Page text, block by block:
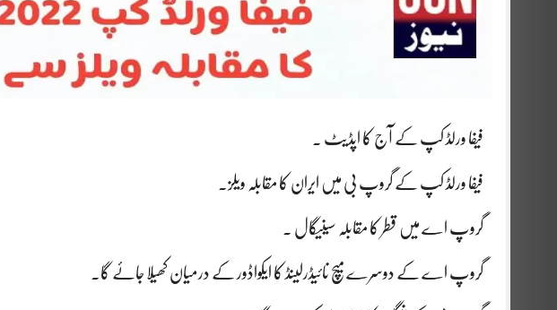
فیفا ورلڈ کپ کے آج کا اپڈیٹ ۔
فیفا ورلڈ کپ کے گروپ بی میں ایران کا مقابلہ ویلز۔
گروپ اے میں قطر کا مقابلہ سینیگال ۔
گروپ اے کے دوسرے میچ نائیڈرلینڈ کا ایکواڈور کے درمیان کھیلا جائے گا۔